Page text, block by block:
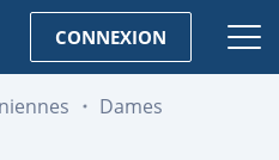
CONNEXION
Dames